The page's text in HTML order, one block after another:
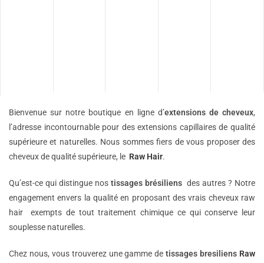
Bienvenue sur notre boutique en ligne d’extensions decheveux,
l’adresse incontournable pour des extensions capillaires de qualité
supérieure et naturelles. Nous sommes fiers de vous proposer des
cheveux de qualité supérieure, le Raw Hair.
Qu’est-ce qui distingue nos tissages brésiliens des autres ? Notre
engagement envers la qualité en proposant des vrais cheveux raw
hair exempts de tout traitement chimique ce qui conserve leur
souplesse naturelles.
Chez nous, vous trouverez une gamme detissages bresiliens Raw